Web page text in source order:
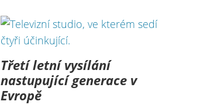
Třetí letní vysílání
nastupující generace v
Evropě